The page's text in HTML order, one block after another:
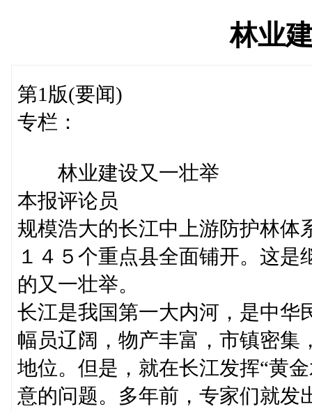
林业
第1版(要闻)
专栏：
林业建设又一壮举
本报评论员
规模浩大的长江中上游防护林体
１４５个重点县全面铺开。这是
的又一壮举。
长江是我国第一大内河，是中华
幅员辽阔，物产丰富，市镇密集
地位。但是，就在长江发挥“黄
意的问题。多年前，专家们就发